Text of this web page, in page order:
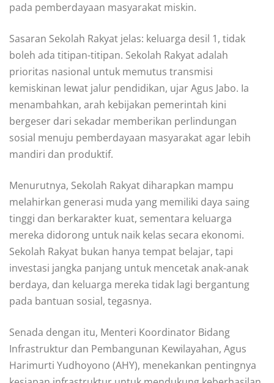
pada pemberdayaan masyarakat miskin.
Sasaran Sekolah Rakyat jelas: keluarga desil 1, tidak
boleh ada titipan-titipan. Sekolah Rakyat adalah
prioritas nasional untuk memutus transmisi
kemiskinan lewat jalur pendidikan, ujar Agus Jabo. Ia
menambahkan, arah kebijakan pemerintah kini
bergeser dari sekadar memberikan perlindungan
sosial menuju pemberdayaan masyarakat agar lebih
mandiri dan produktif.
Menurutnya, Sekolah Rakyat diharapkan mampu
melahirkan generasi muda yang memiliki daya saing
tinggi dan berkarakter kuat, sementara keluarga
mereka didorong untuk naik kelas secara ekonomi.
Sekolah Rakyat bukan hanya tempat belajar, tapi
investasi jangka panjang untuk mencetak anak-anak
berdaya, dan keluarga mereka tidak lagi bergantung
pada bantuan sosial, tegasnya.
Senada dengan itu, Menteri Koordinator Bidang
Infrastruktur dan Pembangunan Kewilayahan, Agus
Harimurti Yudhoyono (AHY), menekankan pentingnya